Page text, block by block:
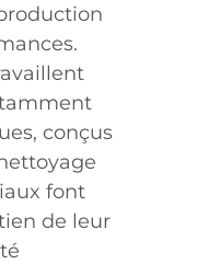
conçus
font
de leur